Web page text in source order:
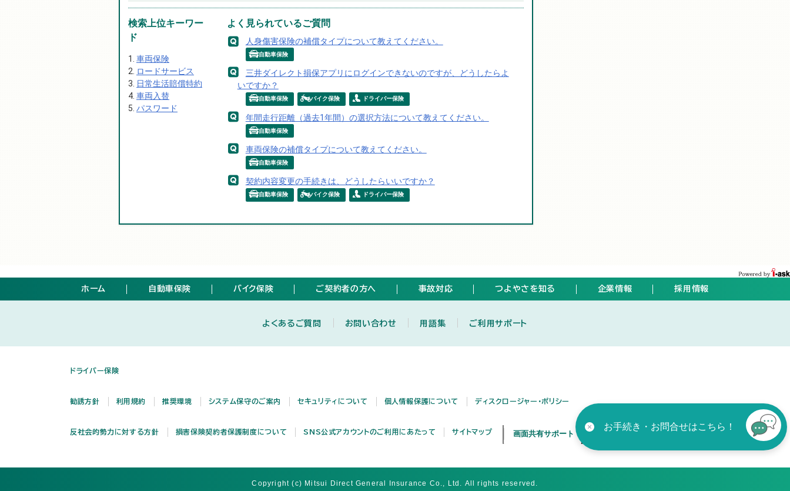
検索上位キーワー
ド
車両保険
ロードサービス
日常生活賠償特約
車両入替
パスワード
よく見られているご質問
人身傷害保険の補償タイプについて教えてください。
自動車保険
三井ダイレクト損保アプリにログインできないのですが、どうしたらよ
いですか？
自動車保険 バイク保険 ドライバー保険
年間走行距離（過去1年間）の選択方法について教えてください。
自動車保険
車両保険の補償タイプについて教えてください。
自動車保険
契約内容変更の手続きは、どうしたらいいですか？
自動車保険 バイク保険 ドライバー保険
ホーム 自動車保険 バイク保険 ご契約者の方へ 事故対応 つよやさを知る 企業情報 採用情報
よくあるご質問 お問い合わせ 用語集 ご利用サポート
ドライバー保険
勧誘方針 利用規約 推奨環境 システム保守のご案内 セキュリティについて 個人情報保護について ディスクロージャー・ポリシー
反社会的勢力に対する方針 損害保険契約者保護制度について SNS公式アカウントのご利用にあたって サイトマップ
Copyright (c) Mitsui Direct General Insurance Co., Ltd. All rights reserved.
お手続き・お問合せはこちら！